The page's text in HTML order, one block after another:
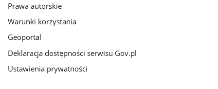
Prawa autorskie
Warunki korzystania
Geoportal
Deklaracja dostępności serwisu Gov.pl
Ustawienia prywatności